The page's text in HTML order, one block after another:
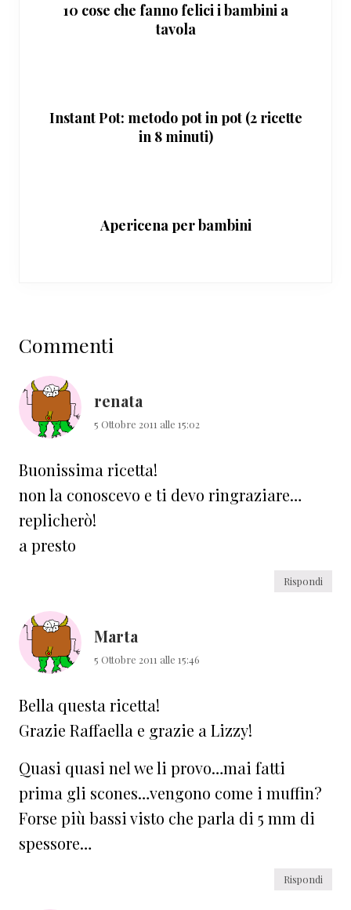
10 cose che fanno felici i bambini a
tavola
Instant Pot: metodo pot in pot (2 ricette
in 8 minuti)
Apericena per bambini
del
lettore
Commenti
renata
5 Ottobre 2011 alle 15:02
Buonissima ricetta!
non la conoscevo e ti devo ringraziare…
replicherò!
a presto
Rispondi
Marta
5 Ottobre 2011 alle 15:46
Bella questa ricetta!
Grazie Raffaella e grazie a Lizzy!
Quasi quasi nel we li provo…mai fatti
prima gli scones…vengono come i muffin?
Forse più bassi visto che parla di 5 mm di
spessore…
Rispondi